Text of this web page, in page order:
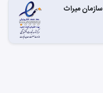
سازمان میراث